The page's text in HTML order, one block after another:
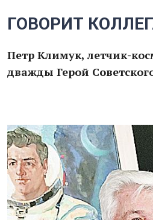
ГОВОРИТ
Петр Климук, летчик-
дважды Герой